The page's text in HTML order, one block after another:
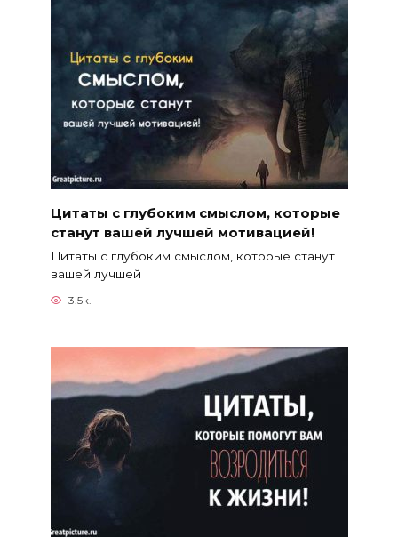
Цитаты с глубоким смыслом, которые
станут вашей лучшей мотивацией!
Цитаты с глубоким смыслом, которые станут
вашей лучшей
3.5к.